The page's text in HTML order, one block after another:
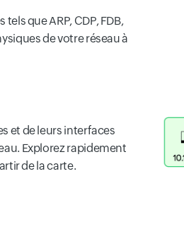
que ARP, CDP, FDB,
de votre réseau à
et de leurs interfaces
Explorez rapidement
de la carte.